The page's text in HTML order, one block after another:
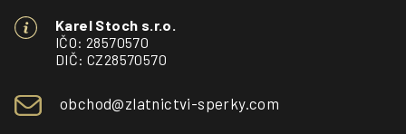
Karel Stoch s.r.o.
IČO: 28570570
DIČ: CZ28570570
obchod@zlatnictvi-sperky.com